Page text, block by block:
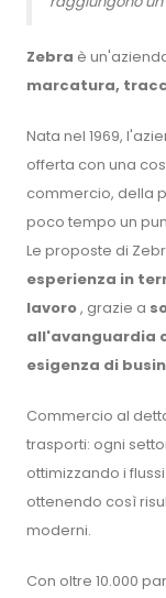
Zebra è
marcatura,
Nata nel 1969,
offerta con una
commercio, della
poco tempo un
Le proposte di
esperienza in
lavoro, grazie a
all'avanguardia
esigenza di
Commercio al
trasporti: ogni
ottimizzando i
ottenendo così
moderni.
Con oltre 10.000